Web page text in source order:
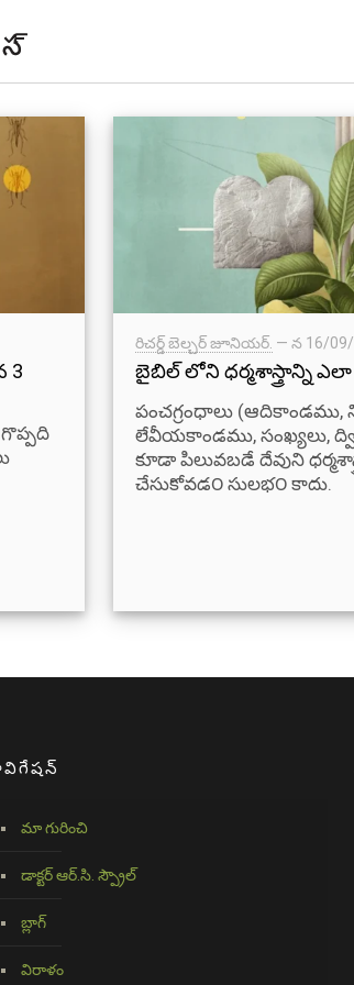
3
రిచర్డ్ బెల్చర్ జూనియర్. — న 16/
బైబిల్ లోని ధర్మశాస్త్రాన్ని
పంచగ్రంధాలు (ఆదికాండము,
లేవీయకాండము, సంఖ్యలు,
కూడా పిలువబడే దేవుని
చేసుకోవడ౦ సులభ౦ కాదు.
మా గురించి
డాక్టర్ ఆర్.సి. స్ప్రౌల్
బ్లాగ్
విరాళం